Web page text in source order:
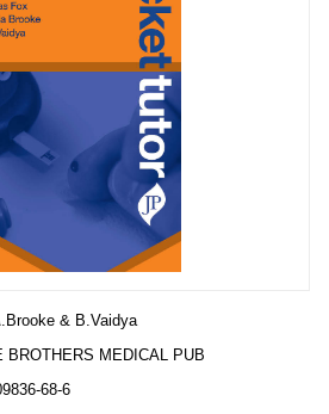
& B.Vaidya
BROTHERS MEDICAL PUB
68-6